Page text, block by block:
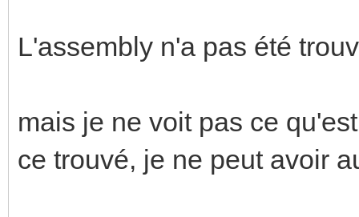
L'assembly n'a pas été
mais je ne voit pas ce
ce trouvé, je ne peut avoir